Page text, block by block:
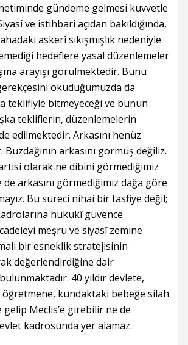
gündeme gelmesi kuvvetle
ve istihbarî açıdan bakıldığında,
askerî sıkışmışlık nedeniyle
hedeflere yasal düzenlemeler
arayışı görülmektedir. Bunu
okuduğumuzda da
teklifiyle bitmeyeceği ve bunun
tekliflerin, düzenlemelerin
edilmektedir. Arkasını henüz
arkasını görmüş değiliz.
olarak ne dibini görmediğimiz
arkasını görmediğimiz dağa göre
Bu süreci nihai bir tasfiye değil;
hukukî güvence
meşru ve siyasî zemine
bir esneklik stratejisinin
değerlendirdiğine dair
40 yıldır devlete,
kundaktaki bebeğe silah
gelip Meclis’e girebilir ne de
kadrosunda yer alamaz.